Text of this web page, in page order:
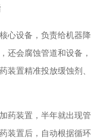
心设备，负责给机器降
还会腐蚀管道和设备，
装置精准投放缓蚀剂、
药装置，半年就出现管
装置后，自动根据循环